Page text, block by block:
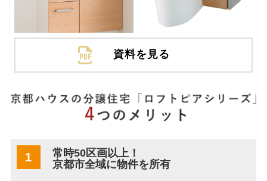
資料を見る
1
常時50区画以上！
京都市全域に物件を所有